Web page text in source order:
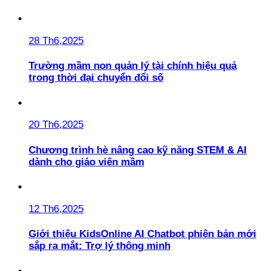
28 Th6,2025
Trường mầm non quản lý tài chính hiệu quả
trong thời đại chuyển đổi số
20 Th6,2025
Chương trình hè nâng cao kỹ năng STEM & AI
dành cho giáo viên mầm
12 Th6,2025
Giới thiệu KidsOnline AI Chatbot phiên bản mới
sắp ra mắt: Trợ lý thông minh